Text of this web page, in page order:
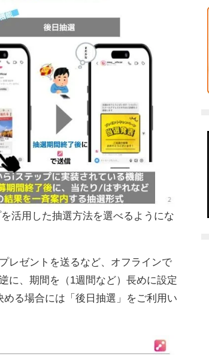
活用した抽選方法を選べるようにな
レゼントを送るなど、オフラインで
に、期間を（1週間など）長めに設定
る場合には「後日抽選」をご利用い